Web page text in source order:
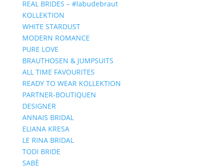
REAL BRIDES – #labudebraut
KOLLEKTION
WHITE STARDUST
MODERN ROMANCE
PURE LOVE
BRAUTHOSEN & JUMPSUITS
ALL TIME FAVOURITES
READY TO WEAR KOLLEKTION
PARTNER-BOUTIQUEN
DESIGNER
ANNAIS BRIDAL
ELIANA KRESA
LE RINA BRIDAL
TODI BRIDE
SABÈ